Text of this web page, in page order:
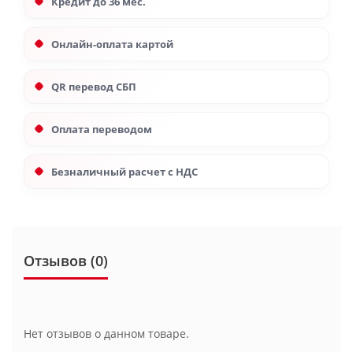
Онлайн-оплата картой
QR перевод СБП
Оплата переводом
Безналичный расчет с НДС
Отзывов (0)
Нет отзывов о данном товаре.